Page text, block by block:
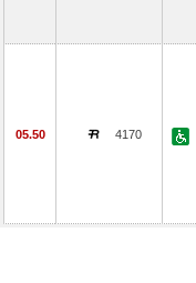
05.50 4170